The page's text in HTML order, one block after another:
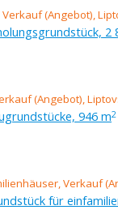
2
946 m2
für